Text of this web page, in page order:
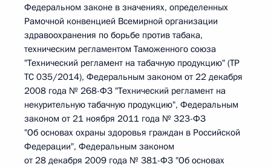
Федеральном законе в значениях, определенных
Рамочной конвенцией Всемирной организации
здравоохранения по борьбе против табака,
техническим регламентом Таможенного союза
"Технический регламент на табачную продукцию" (ТР
ТС 035/2014), Федеральным законом от 22 декабря
2008 года № 268-ФЗ "Технический регламент на
некурительную табачную продукцию", Федеральным
законом от 21 ноября 2011 года № 323-ФЗ
"Об основах охраны здоровья граждан в Российской
Федерации", Федеральным законом
от 28 декабря 2009 года № 381-ФЗ "Об основах